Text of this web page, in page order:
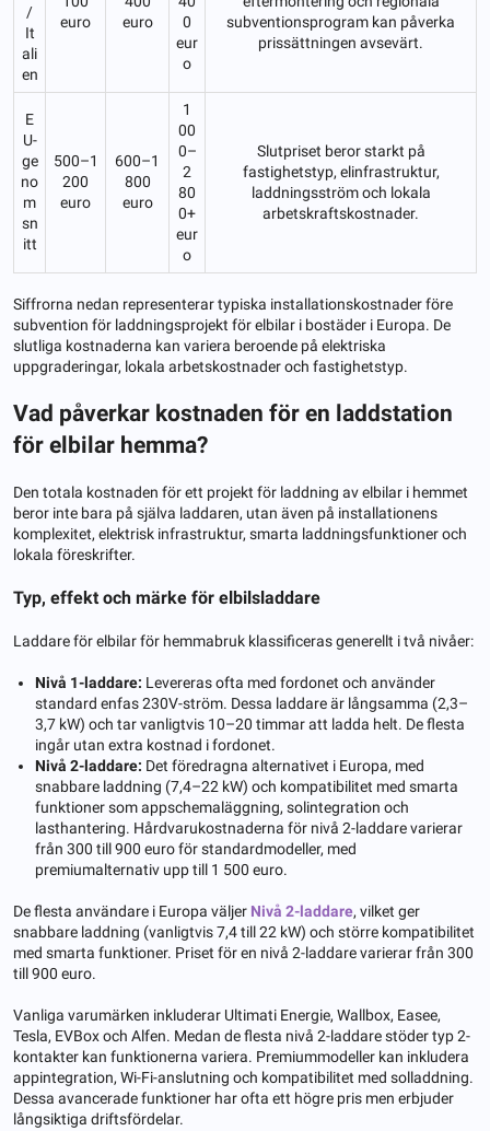
/
It
ali
en
euro
euro
0
eur
o
subventionsprogram kan påverka
prissättningen avsevärt.
E
U-
ge
no
m
sn
itt
500–1
200
euro
600–1
800
euro
1
00
0–
2
80
0+
eur
o
Slutpriset beror starkt på
fastighetstyp, elinfrastruktur,
laddningsström och lokala
arbetskraftskostnader.
Siffrorna nedan representerar typiska installationskostnader före
subvention för laddningsprojekt för elbilar i bostäder i Europa. De
slutliga kostnaderna kan variera beroende på elektriska
uppgraderingar, lokala arbetskostnader och fastighetstyp.
Vad påverkar kostnaden för en laddstation
för elbilar hemma?
Den totala kostnaden för ett projekt för laddning av elbilar i hemmet
beror inte bara på själva laddaren, utan även på installationens
komplexitet, elektrisk infrastruktur, smarta laddningsfunktioner och
lokala föreskrifter.
Typ, effekt och märke för elbilsladdare
Laddare för elbilar för hemmabruk klassificeras generellt i två nivåer:
Nivå 1-laddare: Levereras ofta med fordonet och använder
standard enfas 230V-ström. Dessa laddare är långsamma (2,3–
3,7 kW) och tar vanligtvis 10–20 timmar att ladda helt. De flesta
ingår utan extra kostnad i fordonet.
Nivå 2-laddare: Det föredragna alternativet i Europa, med
snabbare laddning (7,4–22 kW) och kompatibilitet med smarta
funktioner som appschemaläggning, solintegration och
lasthantering. Hårdvarukostnaderna för nivå 2-laddare varierar
från 300 till 900 euro för standardmodeller, med
premiumalternativ upp till 1 500 euro.
De flesta användare i Europa väljer Nivå 2-laddare, vilket ger
snabbare laddning (vanligtvis 7,4 till 22 kW) och större kompatibilitet
med smarta funktioner. Priset för en nivå 2-laddare varierar från 300
till 900 euro.
Vanliga varumärken inkluderar Ultimati Energie, Wallbox, Easee,
Tesla, EVBox och Alfen. Medan de flesta nivå 2-laddare stöder typ 2-
kontakter kan funktionerna variera. Premiummodeller kan inkludera
appintegration, Wi-Fi-anslutning och kompatibilitet med solladdning.
Dessa avancerade funktioner har ofta ett högre pris men erbjuder
långsiktiga driftsfördelar.